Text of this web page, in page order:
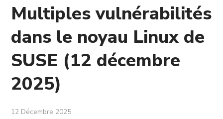
Multiples vulnérabilités
dans le noyau Linux de
SUSE (12 décembre
2025)
12 Décembre 2025